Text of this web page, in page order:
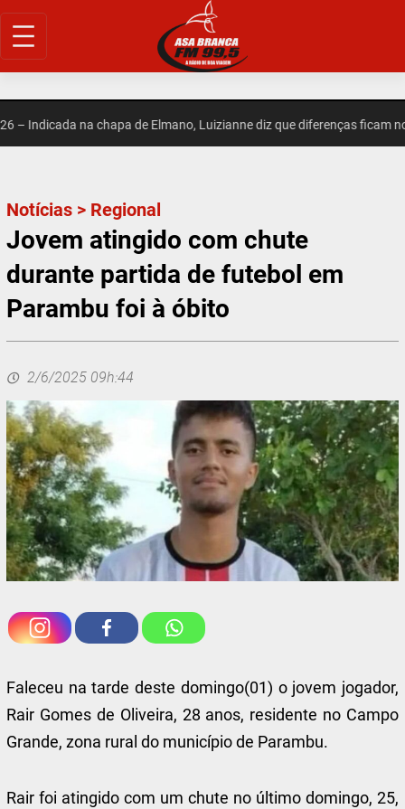
Pular
para
– Indicada na chapa de Elmano, Luizianne diz que diferenças ficam no
Notícias > Regional
Jovem atingido com chute
durante partida de futebol em
Parambu foi à óbito
2/6/2025 09h:44
Faleceu na tarde deste domingo(01) o jovem jogador,
Rair Gomes de Oliveira, 28 anos, residente no Campo
Grande, zona rural do município de Parambu.
Rair foi atingido com um chute no último domingo, 25,